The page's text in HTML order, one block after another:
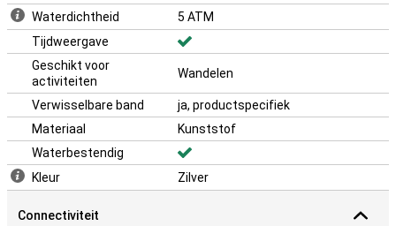
Waterdichtheid
5 ATM
Tijdweergave
Geschikt voor
activiteiten
Wandelen
Verwisselbare band
ja, productspecifiek
Materiaal
Kunststof
Waterbestendig
Kleur
Zilver
Connectiviteit